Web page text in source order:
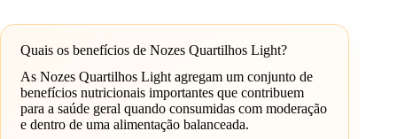
Quais os benefícios de Nozes Quartilhos Light?
As Nozes Quartilhos Light agregam um conjunto de
benefícios nutricionais importantes que contribuem
para a saúde geral quando consumidas com moderação
e dentro de uma alimentação balanceada.